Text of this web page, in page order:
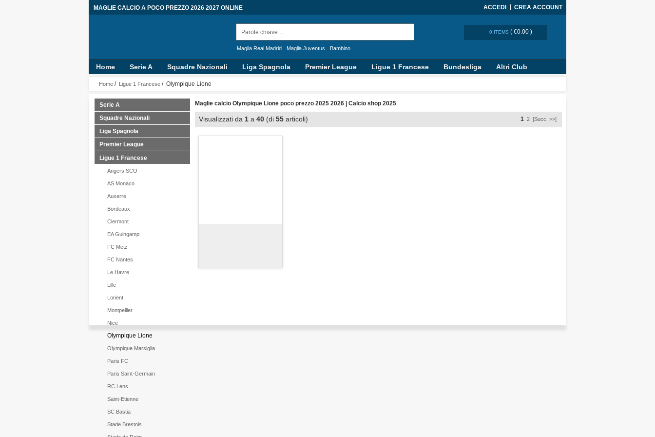
MAGLIE CALCIO A POCO PREZZO 2026 2027 ONLINE ACCEDI CREA ACCOUNT
Maglia Real Madrid Maglia Juventus Bambino
0 ITEMS ( €0.00 )
Home Serie A Squadre Nazionali Liga Spagnola Premier League Ligue 1 Francese Bundesliga Altri Club
Home / Ligue 1 Francese / Olympique Lione
Serie A
Squadre Nazionali
Liga Spagnola
Premier League
Ligue 1 Francese
Angers SCO
AS Monaco
Auxerre
Bordeaux
Clermont
EA Guingamp
FC Metz
FC Nantes
Le Havre
Lille
Lorient
Montpellier
Nice
Olympique Lione
Olympique Marsiglia
Paris FC
Paris Saint-Germain
RC Lens
Saint-Etienne
SC Bastia
Stade Brestois
Maglie calcio Olympique Lione poco prezzo 2025 2026 | Calcio shop 2025
Visualizzati da 1 a 40 (di 55 articoli) 1 2 [Succ. >>]